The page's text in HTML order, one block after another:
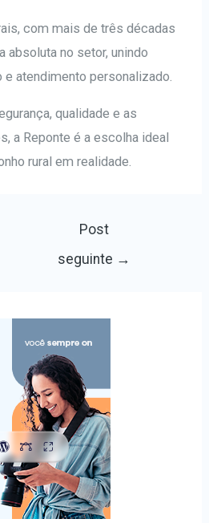
com mais de três décadas
absoluta no setor, unindo
atendimento personalizado.
qualidade e as
a Reponte é a escolha ideal
rural em realidade.
Post
seguinte →